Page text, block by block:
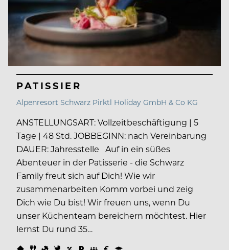
PATISSIER
Alpenresort Schwarz Pirktl Holiday GmbH & Co KG
ANSTELLUNGSART: Vollzeitbeschäftigung | 5
Tage | 48 Std. JOBBEGINN: nach Vereinbarung
DAUER: Jahresstelle Auf in ein süßes
Abenteuer in der Patisserie - die Schwarz
Family freut sich auf Dich! Wie wir
zusammenarbeiten Komm vorbei und zeig
Dich wie Du bist! Wir freuen uns, wenn Du
unser Küchenteam bereichern möchtest. Hier
lernst Du rund 35…